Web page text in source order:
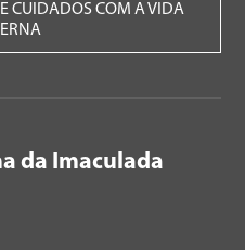
CUIDADOS COM A VIDA
da Imaculada